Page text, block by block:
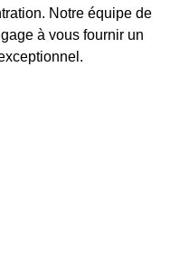
Notre équipe de
à vous fournir un